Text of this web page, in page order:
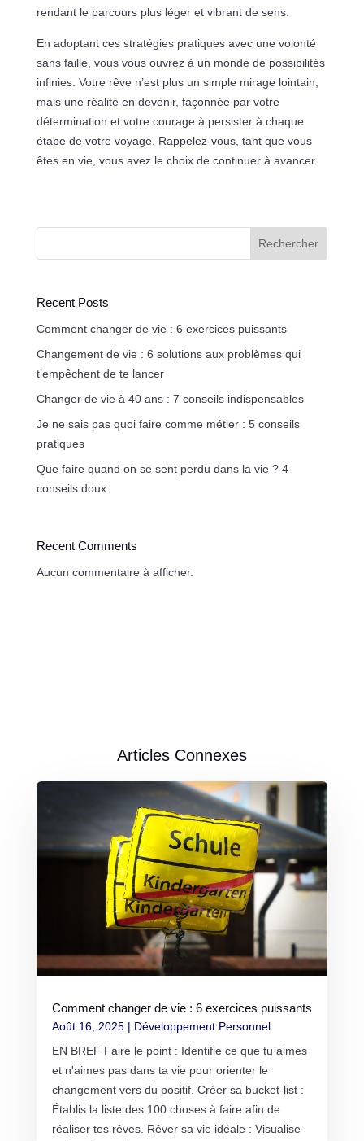
rendant le parcours plus léger et vibrant de sens.
En adoptant ces stratégies pratiques avec une volonté
sans faille, vous vous ouvrez à un monde de possibilités
infinies. Votre rêve n’est plus un simple mirage lointain,
mais une réalité en devenir, façonnée par votre
détermination et votre courage à persister à chaque
étape de votre voyage. Rappelez-vous, tant que vous
êtes en vie, vous avez le choix de continuer à avancer.
Rechercher
Recent Posts
Comment changer de vie : 6 exercices puissants
Changement de vie : 6 solutions aux problèmes qui
t’empêchent de te lancer
Changer de vie à 40 ans : 7 conseils indispensables
Je ne sais pas quoi faire comme métier : 5 conseils
pratiques
Que faire quand on se sent perdu dans la vie ? 4
conseils doux
Recent Comments
Aucun commentaire à afficher.
Articles Connexes
Comment changer de vie : 6 exercices puissants
Août 16, 2025| Développement Personnel
EN BREF Faire le point : Identifie ce que tu aimes
et n'aimes pas dans ta vie pour orienter le
changement vers du positif. Créer sa bucket-list :
Établis la liste des 100 choses à faire afin de
réaliser tes rêves. Rêver sa vie idéale : Visualise